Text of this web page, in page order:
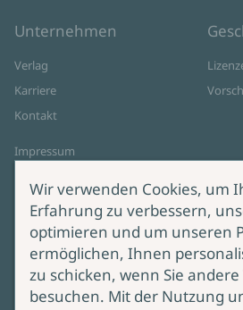
Unternehmen
Verlag
Karriere
Kontakt
Impressum
Cookie-Einstellungen
AGB Online Shop
Service
Wir verwenden Cookies, um
Erfahrung zu verbessern,
optimieren und um unseren
ermöglichen, Ihnen
zu schicken, wenn Sie
besuchen. Mit der Nutzung